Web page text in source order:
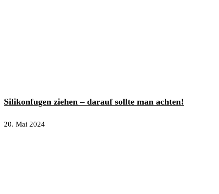
Silikonfugen ziehen – darauf sollte man achten!
20. Mai 2024